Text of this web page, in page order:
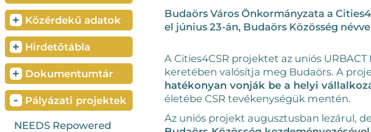
+ Közérdekű adatok
+ Hirdetőtábla
+ Dokumentumtár
- Pályázati projektek
NEEDS Repowered
Budaörs Város Önkormányzata a
el június 23-án, Budaörs Közösség
A Cities4CSR projektet az uniós
keretében valósítja meg Budaörs. A
hatékonyan vonják be a helyi
életébe CSR tevékenységük mentén.
Az uniós projekt augusztusban lezárul,